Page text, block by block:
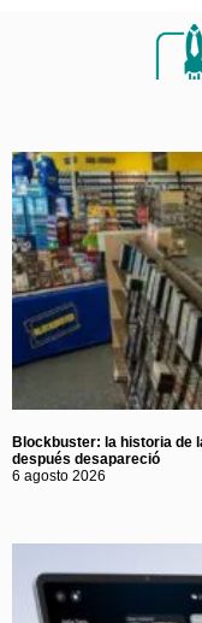
Blockbuster: la historia de
después desapareció
6 agosto 2026